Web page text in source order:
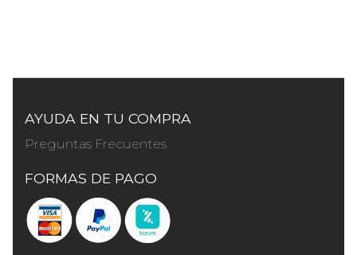
AYUDA EN TU COMPRA
Preguntas Frecuentes
FORMAS DE PAGO